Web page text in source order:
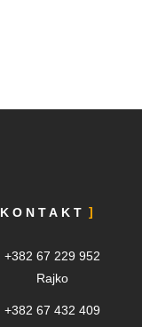
KONTAKT
+382 67 229 952
Rajko
+382 67 432 409